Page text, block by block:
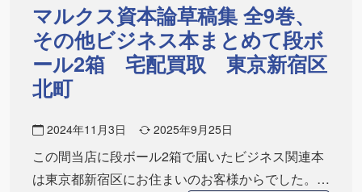
マルクス資本論草稿集 全9巻、
その他ビジネス本まとめて段ボ
ール2箱 宅配買取 東京新宿区
北町
2024年11月3日 2025年9月25日
この間当店に段ボール2箱で届いたビジネス関連本
は東京都新宿区にお住まいのお客様からでした。こ